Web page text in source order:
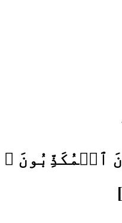
ٱلۡمُكَذِّبُونَ ﴾